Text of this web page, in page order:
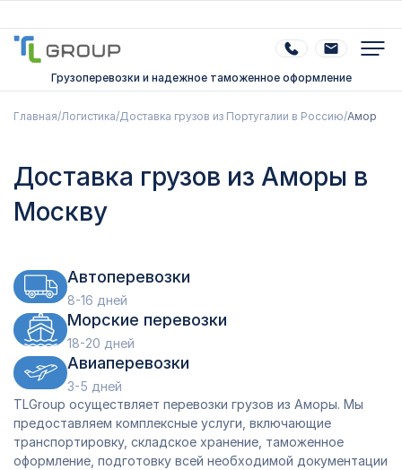
Грузоперевозки и надежное таможенное оформление
Главная/Логистика/Доставка грузов из Португалии в Россию/Амор
Доставка грузов из Аморы в
Москву
Автоперевозки
8-16 дней
Морские перевозки
18-20 дней
Авиаперевозки
3-5 дней
TLGroup осуществляет перевозки грузов из Аморы. Мы
предоставляем комплексные услуги, включающие
транспортировку, складское хранение, таможенное
оформление, подготовку всей необходимой документации